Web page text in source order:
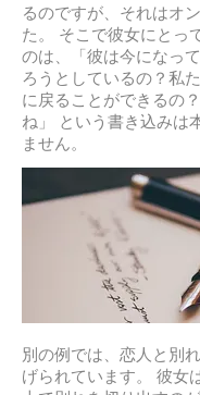
るのですが、それはオ
た。 そこで彼女にとっ
のは、「彼は今になっ
ろうとしているの？私
に戻ることができるの
ね」 という書き込みは
ません。
別の例では、恋人と別
げられています。 彼女